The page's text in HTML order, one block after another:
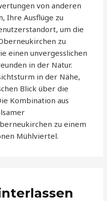
von anderen
Ihre Ausflüge zu
um die
zu
einen unvergesslichen
in der Natur.
in der Nähe,
Blick über die
Kombination aus
zu einem
Mühlviertel.